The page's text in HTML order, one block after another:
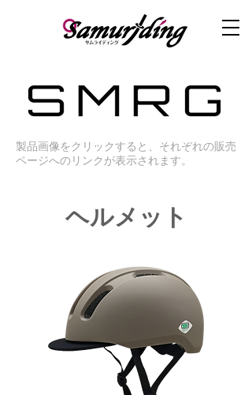
​製品画像をクリックすると、それぞれの販売
ページへのリンクが表示されます。
​ヘルメット